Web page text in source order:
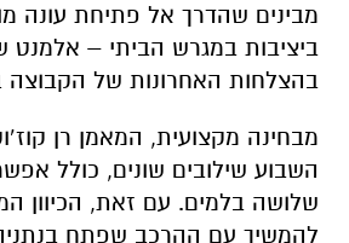
מבינים שהדרך אל פתיחת עונה
ביציבות במגרש הביתי – אלמנט
בהצלחות האחרונות של הקבוצה
מבחינה מקצועית, המאמן רן
השבוע שילובים שונים, כולל
שלושה בלמים. עם זאת, הכיוון
להמשיך עם ההרכב שפתח